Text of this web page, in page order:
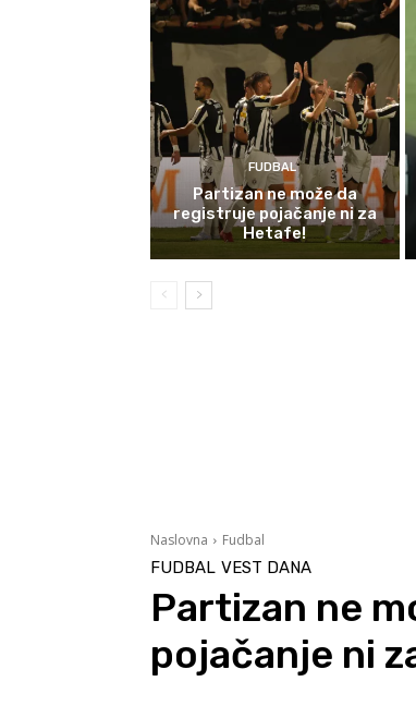
FUDBAL
Partizan ne može da
registruje pojačanje ni za
Hetafe!